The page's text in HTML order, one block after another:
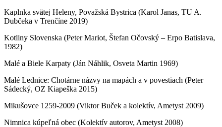
Kaplnka svätej Heleny, Považská Bystrica (Karol Janas, TU A.
Dubčeka v Trenčíne 2019)
Kotliny Slovenska (Peter Mariot, Štefan Očovský – Erpo Batislava,
1982)
Malé a Biele Karpaty (Ján Náhlik, Osveta Martin 1969)
Malé Lednice: Chotárne názvy na mapách a v povestiach (Peter
Sádecký, OZ Kiapeška 2015)
Mikušovce 1259-2009 (Viktor Buček a kolektív, Ametyst 2009)
Nimnica kúpeľná obec (Kolektív autorov, Ametyst 2008)